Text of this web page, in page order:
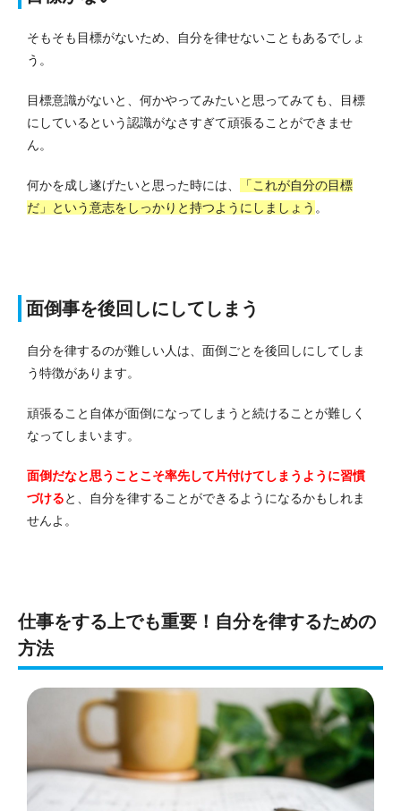
そもそも目標がないため、自分を律せないこともあるでしょ
う。
目標意識がないと、何かやってみたいと思ってみても、目標
にしているという認識がなさすぎて頑張ることができませ
ん。
何かを成し遂げたいと思った時には、
「これが自分の目標
だ」という意志をしっかりと持つようにしましょう 。
面倒事を後回しにしてしまう
自分を律するのが難しい人は、面倒ごとを後回しにしてしま
う特徴があります。
頑張ること自体が面倒になってしまうと続けることが難しく
なってしまいます。
面倒だなと思うことこそ率先して片付けてしまうように習慣
づけると、自分を律することができるようになるかもしれま
せんよ。
仕事をする上でも重要！自分を律するための
方法